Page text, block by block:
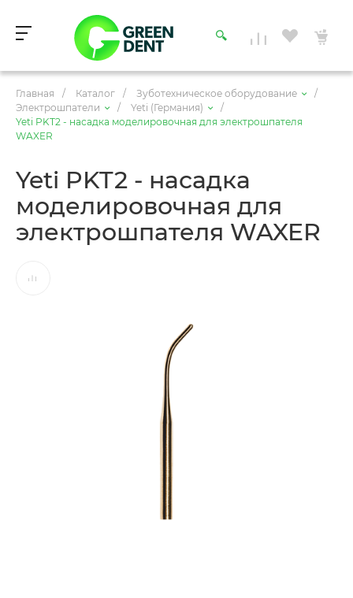
Главная / Каталог / Зуботехническое оборудование
/
Электрошпатели
/ Yeti (Германия)
/
Yeti PKT2 - насадка моделировочная для электрошпателя
WAXER
Yeti PKT2 - насадка
моделировочная для
электрошпателя WAXER